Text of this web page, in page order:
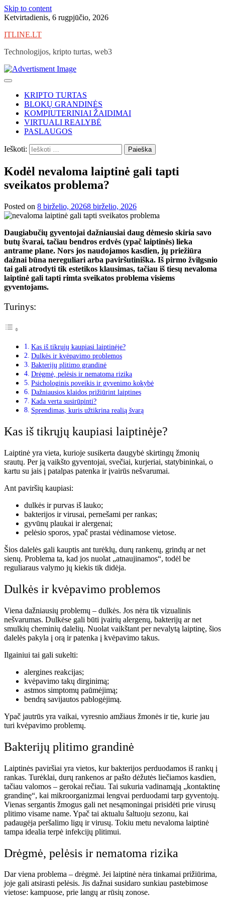
Skip to content
Ketvirtadienis, 6 rugpjūčio, 2026
ITLINE.LT
Technologijos, kripto turtas, web3
KRIPTO TURTAS
BLOKŲ GRANDINĖS
KOMPIUTERINIAI ŽAIDIMAI
VIRTUALI REALYBĖ
PASLAUGOS
Ieškoti:
Kodėl nevaloma laiptinė gali tapti
sveikatos problema?
Posted on 8 birželio, 20268 birželio, 2026
Daugiabučių gyventojai dažniausiai daug dėmesio skiria savo
butų švarai, tačiau bendros erdvės (ypač laiptinės) lieka
antrame plane. Nors jos naudojamos kasdien, jų priežiūra
dažnai būna nereguliari arba paviršutiniška. Iš pirmo žvilgsnio
tai gali atrodyti tik estetikos klausimas, tačiau iš tiesų nevaloma
laiptinė gali tapti rimta sveikatos problema visiems
gyventojams.
Turinys:
Kas iš tikrųjų kaupiasi laiptinėje?
Dulkės ir kvėpavimo problemos
Bakterijų plitimo grandinė
Drėgmė, pelėsis ir nematoma rizika
Psichologinis poveikis ir gyvenimo kokybė
Dažniausios klaidos prižiūrint laiptines
Kada verta susirūpinti?
Sprendimas, kuris užtikrina realią švarą
Kas iš tikrųjų kaupiasi laiptinėje?
Laiptinė yra vieta, kurioje susikerta daugybė skirtingų žmonių
srautų. Per ją vaikšto gyventojai, svečiai, kurjeriai, statybininkai, o
kartu su jais į patalpas patenka ir įvairūs nešvarumai.
Ant paviršių kaupiasi:
dulkės ir purvas iš lauko;
bakterijos ir virusai, pernešami per rankas;
gyvūnų plaukai ir alergenai;
pelėsio sporos, ypač prastai vėdinamose vietose.
Šios dalelės gali kauptis ant turėklų, durų rankenų, grindų ar net
sienų. Problema ta, kad jos nuolat „atnaujinamos“, todėl be
reguliaraus valymo jų kiekis tik didėja.
Dulkės ir kvėpavimo problemos
Viena dažniausių problemų – dulkės. Jos nėra tik vizualinis
nešvarumas. Dulkėse gali būti įvairių alergenų, bakterijų ar net
smulkių cheminių dalelių. Nuolat vaikštant per nevalytą laiptinę, šios
dalelės pakyla į orą ir patenka į kvėpavimo takus.
Ilgainiui tai gali sukelti:
alergines reakcijas;
kvėpavimo takų dirginimą;
astmos simptomų paūmėjimą;
bendrą savijautos pablogėjimą.
Ypač jautrūs yra vaikai, vyresnio amžiaus žmonės ir tie, kurie jau
turi kvėpavimo problemų.
Bakterijų plitimo grandinė
Laiptinės paviršiai yra vietos, kur bakterijos perduodamos iš rankų į
rankas. Turėklai, durų rankenos ar pašto dėžutės liečiamos kasdien,
tačiau valomos – gerokai rečiau. Tai sukuria vadinamąją „kontaktinę
grandinę“, kai mikroorganizmai lengvai perduodami tarp gyventojų.
Vienas sergantis žmogus gali net nesąmoningai prisidėti prie virusų
plitimo visame name. Ypač tai aktualu šaltuoju sezonu, kai
padaugėja peršalimo ligų ir virusų. Tokiu metu nevaloma laiptinė
tampa idealia terpė infekcijų plitimui.
Drėgmė, pelėsis ir nematoma rizika
Dar viena problema – drėgmė. Jei laiptinė nėra tinkamai prižiūrima,
joje gali atsirasti pelėsis. Jis dažnai susidaro sunkiau pastebimose
vietose: kampuose, prie langų ar rūsių zonose.